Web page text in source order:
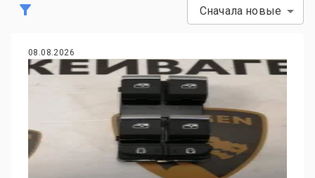
Сначала новые
08.08.2026